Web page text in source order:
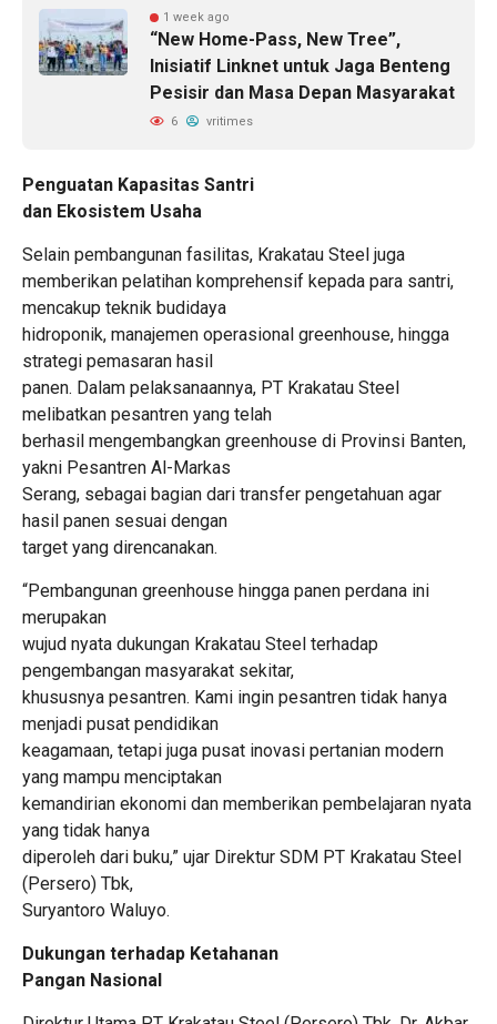
1 week ago
“New Home-Pass, New Tree”,
Inisiatif Linknet untuk Jaga Benteng
Pesisir dan Masa Depan Masyarakat
6 vritimes
Penguatan Kapasitas Santri
dan Ekosistem Usaha
Selain pembangunan fasilitas, Krakatau Steel juga
memberikan pelatihan komprehensif kepada para santri,
mencakup teknik budidaya
hidroponik, manajemen operasional greenhouse, hingga
strategi pemasaran hasil
panen. Dalam pelaksanaannya, PT Krakatau Steel
melibatkan pesantren yang telah
berhasil mengembangkan greenhouse di Provinsi Banten,
yakni Pesantren Al-Markas
Serang, sebagai bagian dari transfer pengetahuan agar
hasil panen sesuai dengan
target yang direncanakan.
“Pembangunan greenhouse hingga panen perdana ini
merupakan
wujud nyata dukungan Krakatau Steel terhadap
pengembangan masyarakat sekitar,
khususnya pesantren. Kami ingin pesantren tidak hanya
menjadi pusat pendidikan
keagamaan, tetapi juga pusat inovasi pertanian modern
yang mampu menciptakan
kemandirian ekonomi dan memberikan pembelajaran nyata
yang tidak hanya
diperoleh dari buku,” ujar Direktur SDM PT Krakatau Steel
(Persero) Tbk,
Suryantoro Waluyo.
Dukungan terhadap Ketahanan
Pangan Nasional